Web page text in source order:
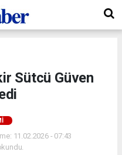
Sütcü Güven
11.02.2026 - 07:43